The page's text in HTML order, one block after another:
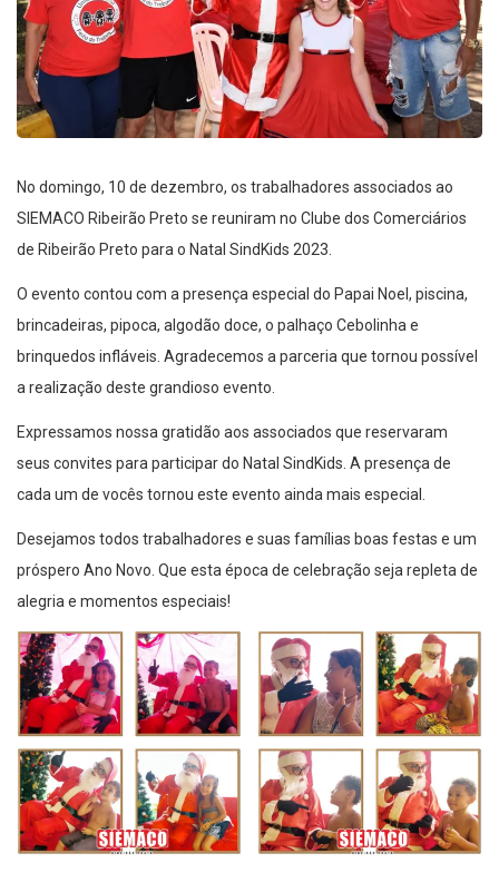
No domingo, 10 de dezembro, os trabalhadores associados ao
SIEMACO Ribeirão Preto se reuniram no Clube dos Comerciários
de Ribeirão Preto para o Natal SindKids 2023.
O evento contou com a presença especial do Papai Noel, piscina,
brincadeiras, pipoca, algodão doce, o palhaço Cebolinha e
brinquedos infláveis. Agradecemos a parceria que tornou possível
a realização deste grandioso evento.
Expressamos nossa gratidão aos associados que reservaram
seus convites para participar do Natal SindKids. A presença de
cada um de vocês tornou este evento ainda mais especial.
Desejamos todos trabalhadores e suas famílias boas festas e um
próspero Ano Novo. Que esta época de celebração seja repleta de
alegria e momentos especiais!